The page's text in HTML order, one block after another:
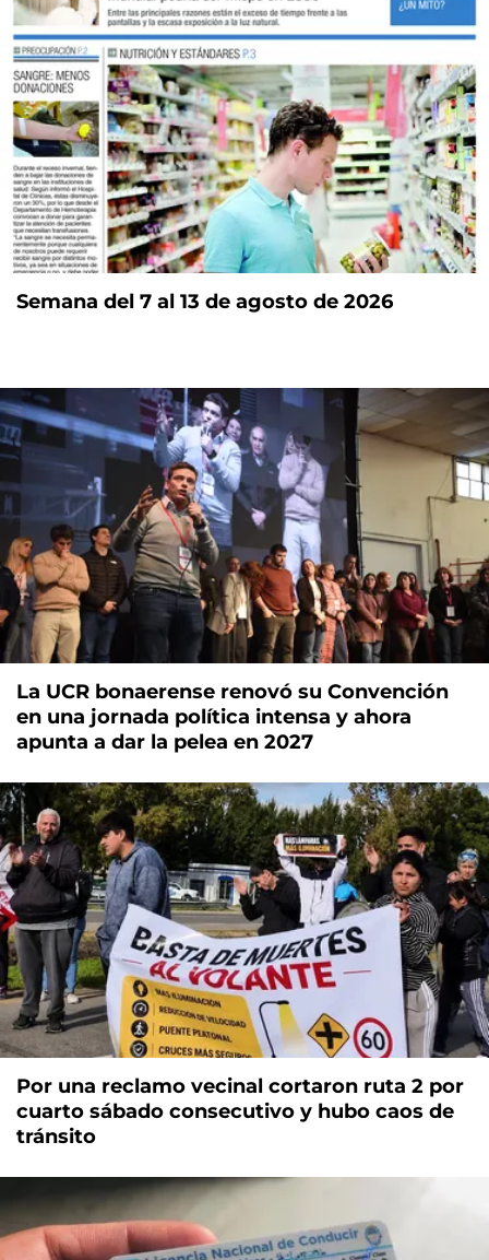
Semana del 7 al 13 de agosto de 2026
La UCR bonaerense renovó su Convención
en una jornada política intensa y ahora
apunta a dar la pelea en 2027
Por una reclamo vecinal cortaron ruta 2 por
cuarto sábado consecutivo y hubo caos de
tránsito